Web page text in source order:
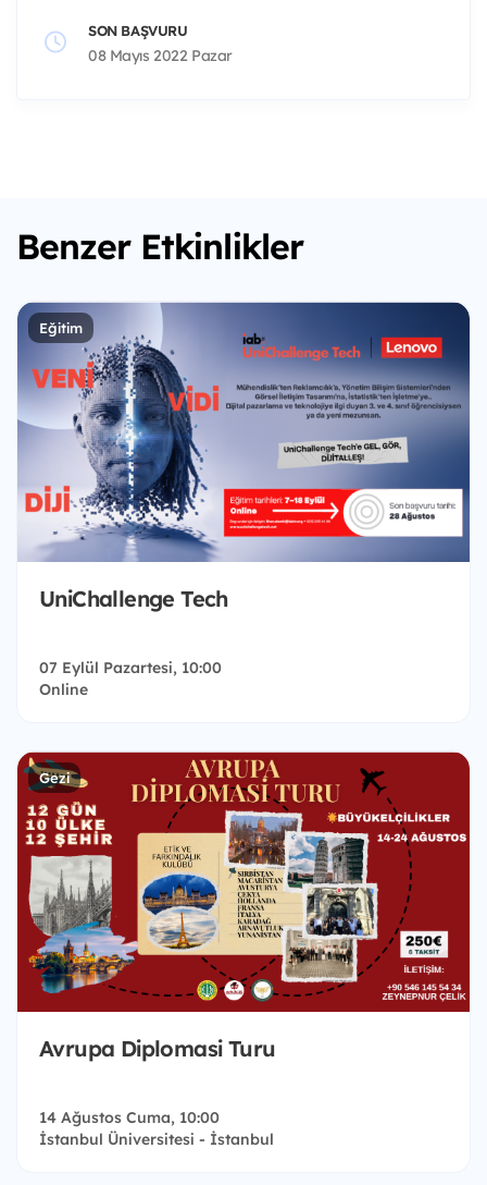
SON BAŞVURU
08 Mayıs 2022 Pazar
Benzer Etkinlikler
Eğitim
UniChallenge Tech
07 Eylül Pazartesi, 10:00
Online
Gezi
Avrupa Diplomasi Turu
14 Ağustos Cuma, 10:00
İstanbul Üniversitesi - İstanbul